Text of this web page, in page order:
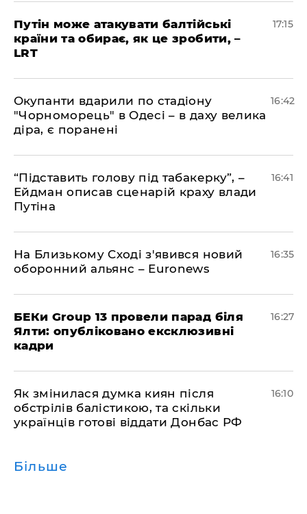
​Путін може атакувати балтійські
країни та обирає, як це зробити, –
LRT
17:15
​Окупанти вдарили по стадіону
"Чорноморець" в Одесі – в даху велика
діра, є поранені
16:42
​“Підставить голову під табакерку”, –
Ейдман описав сценарій краху влади
Путіна
16:41
На Близькому Сході з'явився новий
оборонний альянс – Euronews
16:35
БЕКи Group 13 провели парад біля
Ялти: опубліковано ексклюзивні
кадри
16:27
Як змінилася думка киян після
обстрілів балістикою, та скільки
українців готові віддати Донбас РФ
16:10
Більше